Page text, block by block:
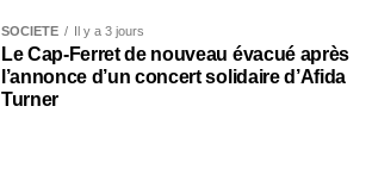
SOCIÉTÉ Il y a 3 jours
Le Cap-Ferret de nouveau évacué après
l’annonce d’un concert solidaire d’Afida
Turner